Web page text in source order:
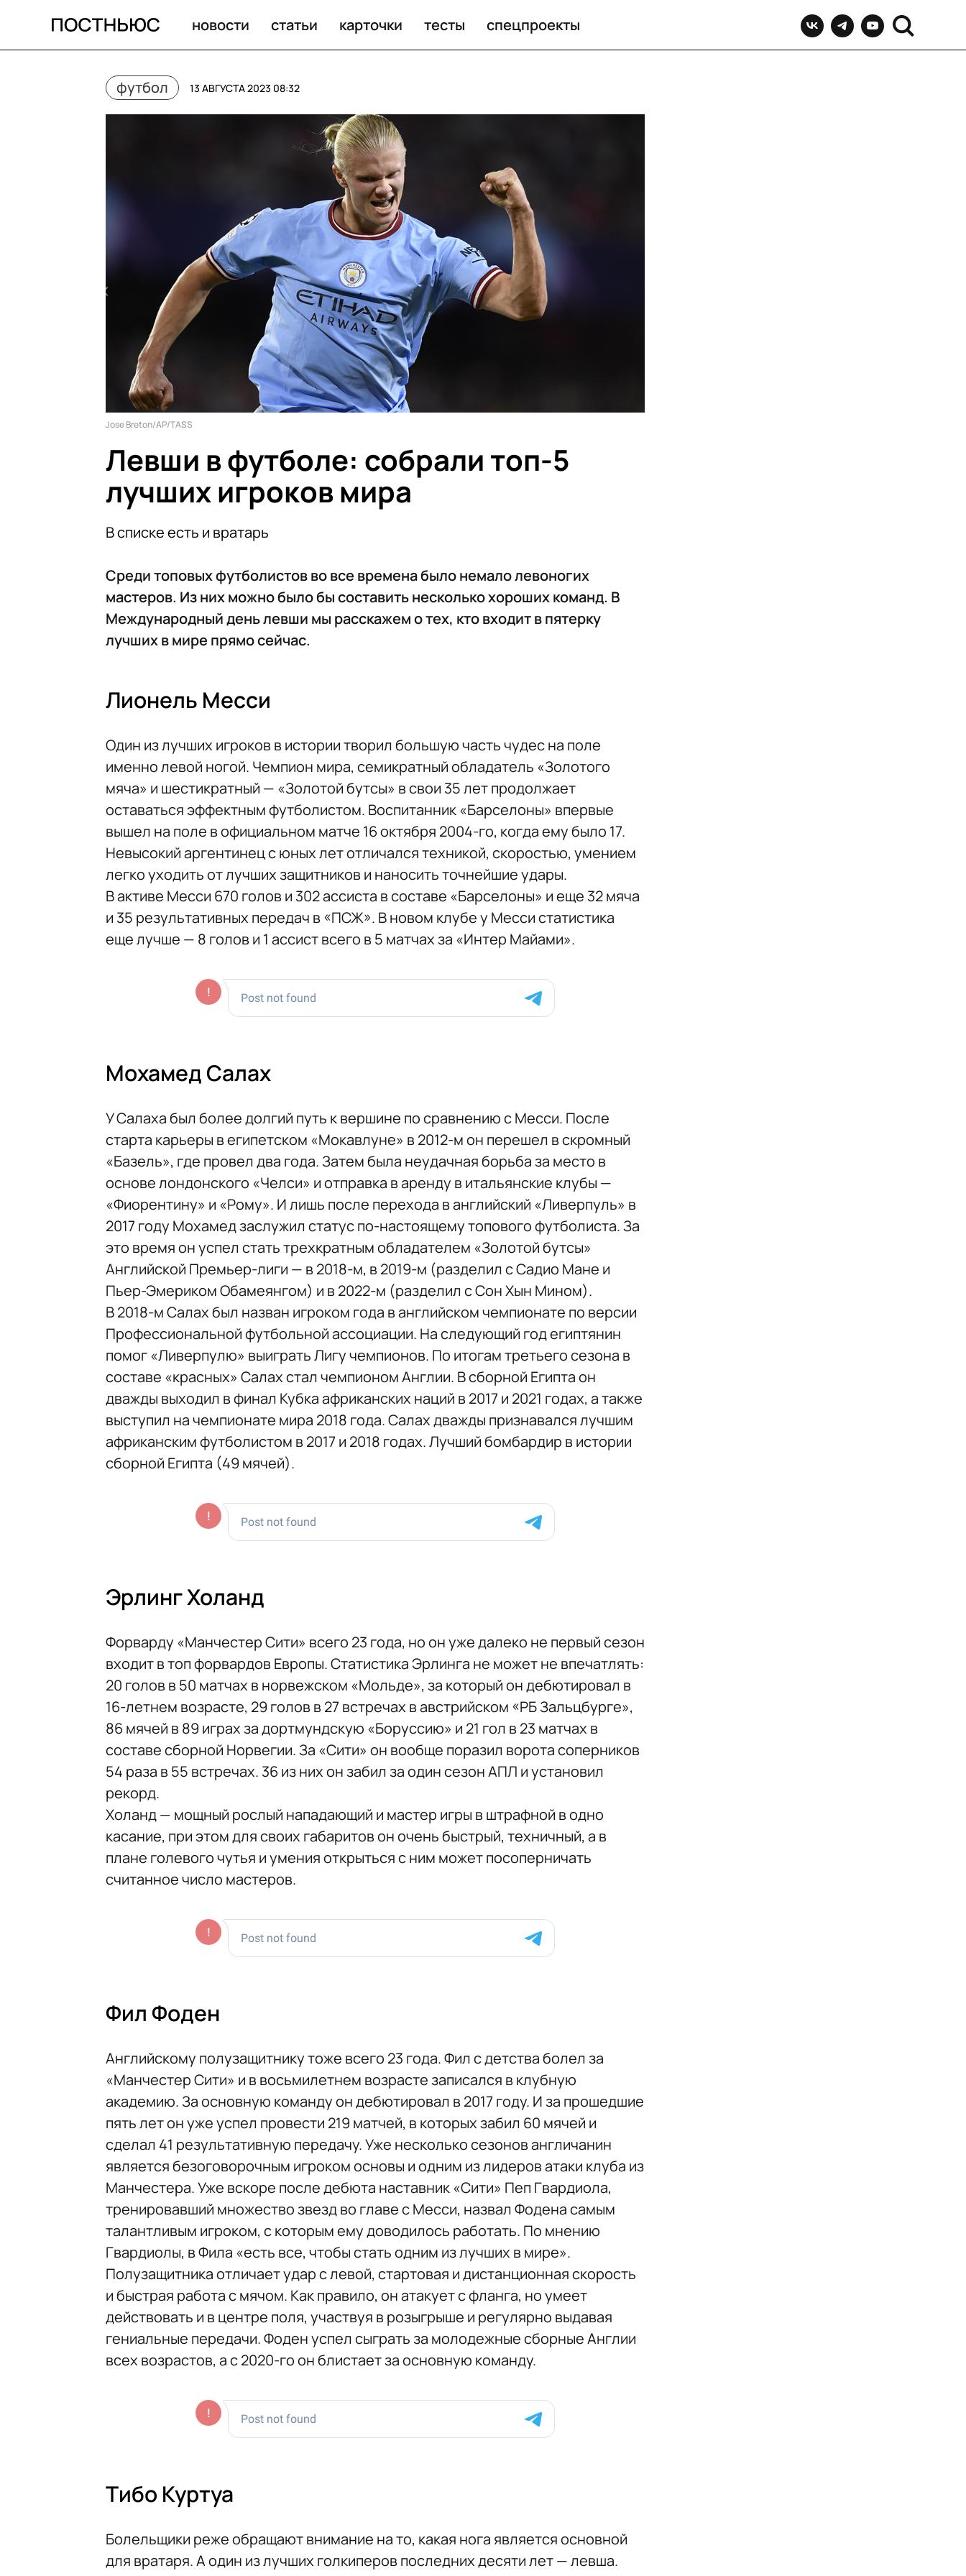
новости статьи карточки тесты спецпроекты
футбол 13 АВГУСТА 2023 08:32
Jose Breton/AP/TASS
Левши в футболе: собрали топ-5
лучших игроков мира
В списке есть и вратарь
Среди топовых футболистов во все времена было немало левоногих
мастеров. Из них можно было бы составить несколько хороших команд. В
Международный день левши мы расскажем о тех, кто входит в пятерку
лучших в мире прямо сейчас.
Лионель Месси
Один из лучших игроков в истории творил большую часть чудес на поле
именно левой ногой. Чемпион мира, семикратный обладатель «Золотого
мяча» и шестикратный — «Золотой бутсы» в свои 35 лет продолжает
оставаться эффектным футболистом. Воспитанник «Барселоны» впервые
вышел на поле в официальном матче 16 октября 2004-го, когда ему было 17.
Невысокий аргентинец с юных лет отличался техникой, скоростью, умением
легко уходить от лучших защитников и наносить точнейшие удары.
В активе Месси 670 голов и 302 ассиста в составе «Барселоны» и еще 32 мяча
и 35 результативных передач в «ПСЖ». В новом клубе у Месси статистика
еще лучше — 8 голов и 1 ассист всего в 5 матчах за «Интер Майами».
Мохамед Салах
У Салаха был более долгий путь к вершине по сравнению с Месси. После
старта карьеры в египетском «Мокавлуне» в 2012-м он перешел в скромный
«Базель», где провел два года. Затем была неудачная борьба за место в
основе лондонского «Челси» и отправка в аренду в итальянские клубы —
«Фиорентину» и «Рому». И лишь после перехода в английский «Ливерпуль» в
2017 году Мохамед заслужил статус по-настоящему топового футболиста. За
это время он успел стать трехкратным обладателем «Золотой бутсы»
Английской Премьер-лиги — в 2018-м, в 2019-м (разделил с Садио Мане и
Пьер-Эмериком Обамеянгом) и в 2022-м (разделил с Сон Хын Мином).
В 2018-м Салах был назван игроком года в английском чемпионате по версии
Профессиональной футбольной ассоциации. На следующий год египтянин
помог «Ливерпулю» выиграть Лигу чемпионов. По итогам третьего сезона в
составе «красных» Салах стал чемпионом Англии. В сборной Египта он
дважды выходил в финал Кубка африканских наций в 2017 и 2021 годах, а также
выступил на чемпионате мира 2018 года. Салах дважды признавался лучшим
африканским футболистом в 2017 и 2018 годах. Лучший бомбардир в истории
сборной Египта (49 мячей).
Эрлинг Холанд
Форварду «Манчестер Сити» всего 23 года, но он уже далеко не первый сезон
входит в топ форвардов Европы. Статистика Эрлинга не может не впечатлять:
20 голов в 50 матчах в норвежском «Мольде», за который он дебютировал в
16-летнем возрасте, 29 голов в 27 встречах в австрийском «РБ Зальцбурге»,
86 мячей в 89 играх за дортмундскую «Боруссию» и 21 гол в 23 матчах в
составе сборной Норвегии. За «Сити» он вообще поразил ворота соперников
54 раза в 55 встречах. 36 из них он забил за один сезон АПЛ и установил
рекорд.
Холанд — мощный рослый нападающий и мастер игры в штрафной в одно
касание, при этом для своих габаритов он очень быстрый, техничный, а в
плане голевого чутья и умения открыться с ним может посоперничать
считанное число мастеров.
Фил Фоден
Английскому полузащитнику тоже всего 23 года. Фил с детства болел за
«Манчестер Сити» и в восьмилетнем возрасте записался в клубную
академию. За основную команду он дебютировал в 2017 году. И за прошедшие
пять лет он уже успел провести 219 матчей, в которых забил 60 мячей и
сделал 41 результативную передачу. Уже несколько сезонов англичанин
является безоговорочным игроком основы и одним из лидеров атаки клуба из
Манчестера. Уже вскоре после дебюта наставник «Сити» Пеп Гвардиола,
тренировавший множество звезд во главе с Месси, назвал Фодена самым
талантливым игроком, с которым ему доводилось работать. По мнению
Гвардиолы, в Фила «есть все, чтобы стать одним из лучших в мире».
Полузащитника отличает удар с левой, стартовая и дистанционная скорость
и быстрая работа с мячом. Как правило, он атакует с фланга, но умеет
действовать и в центре поля, участвуя в розыгрыше и регулярно выдавая
гениальные передачи. Фоден успел сыграть за молодежные сборные Англии
всех возрастов, а с 2020-го он блистает за основную команду.
Тибо Куртуа
Болельщики реже обращают внимание на то, какая нога является основной
для вратаря. А один из лучших голкиперов последних десяти лет — левша.